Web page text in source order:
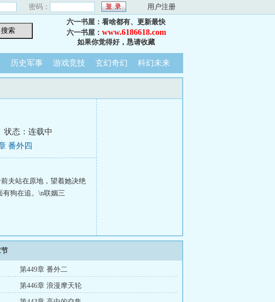
密码： 用户注册
六一书屋：看啥都有、更新最快
六一书屋： www.6186618.com
如果你觉得好，恳请收藏
历史军事 游戏竞技 玄幻奇幻 科幻未来
状态：连载中
番外四
夫站在原地，望着她决绝
狗在追。\n联姻三
节
第449章 番外二
第446章 浪漫摩天轮